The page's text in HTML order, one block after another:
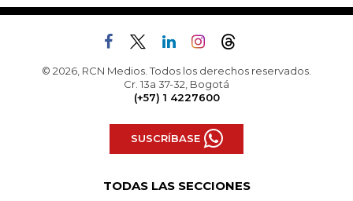
© 2026, RCN Medios. Todos los derechos reservados.
Cr. 13a 37-32, Bogotá
(+57) 1 4227600
SUSCRÍBASE
TODAS LAS SECCIONES